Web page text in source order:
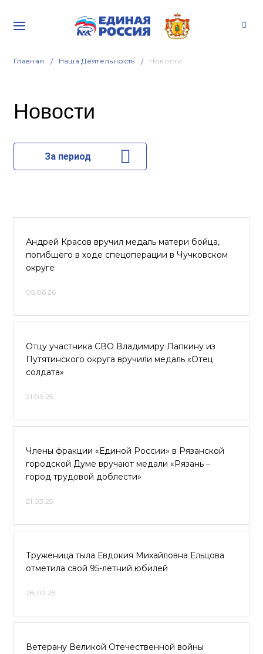
Главная Наша Деятельность Новости
Новости
За период
Андрей Красов вручил медаль матери бойца,
погибшего в ходе спецоперации в Чучковском
округе
05.06.26
Отцу участника СВО Владимиру Лапкину из
Путятинского округа вручили медаль «Отец
солдата»
21.03.25
Члены фракции «Единой России» в Рязанской
городской Думе вручают медали «Рязань –
город трудовой доблести»
21.03.25
Труженица тыла Евдокия Михайловна Ельцова
отметила свой 95-летний юбилей
28.02.25
Ветерану Великой Отечественной войны